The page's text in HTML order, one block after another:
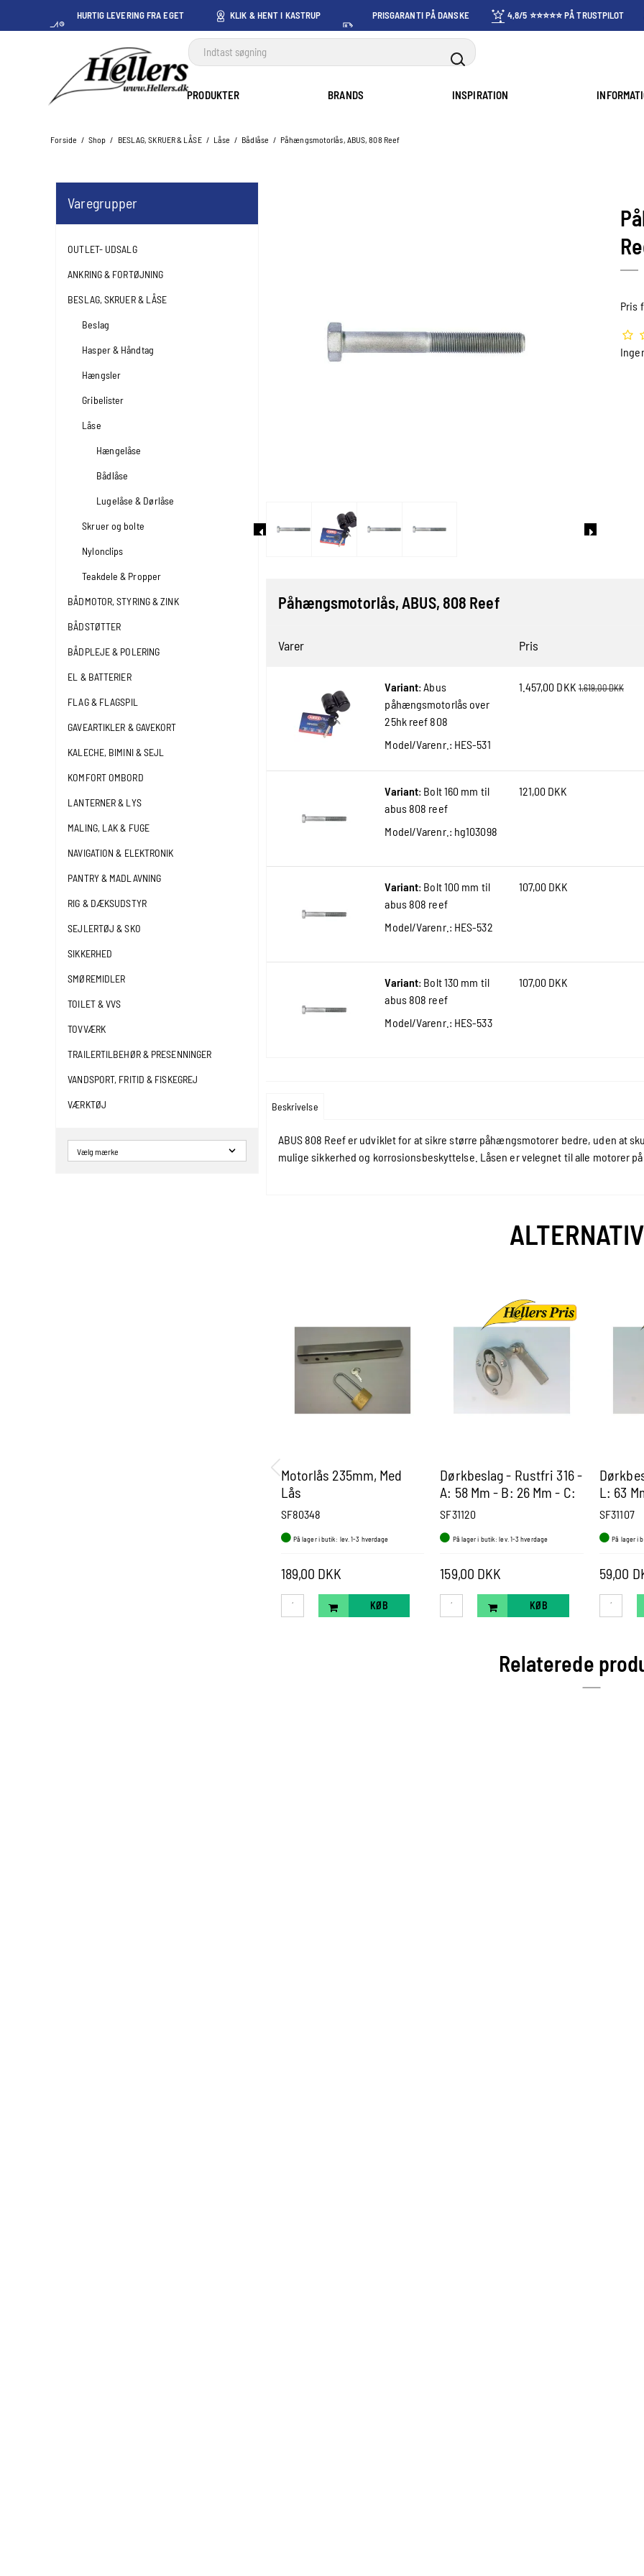
HURTIG LEVERING FRA EGET KLIK & HENT I KASTRUP PRISGARANTI PÅ DANSKE
PRISER
4,8/5 ⭐⭐⭐⭐⭐ PÅ TRUSTPILOT
PRODUKTER BRANDS INSPIRATION
Forside / Shop / BESLAG, SKRUER & LÅSE / Låse / Bådlåse / Påhængsmotorlås, ABUS, 808 Reef
Varegrupper
OUTLET- UDSALG
ANKRING & FORTØJNING
BESLAG, SKRUER & LÅSE
Beslag
Hasper & Håndtag
Hængsler
Gribelister
Låse
Hængelåse
Bådlåse
Lugelåse & Dørlåse
Skruer og bolte
Nylonclips
Teakdele & Propper
BÅDMOTOR, STYRING & ZINK
BÅDSTØTTER
BÅDPLEJE & POLERING
EL & BATTERIER
FLAG & FLAGSPIL
GAVEARTIKLER & GAVEKORT
KALECHE, BIMINI & SEJL
KOMFORT OMBORD
LANTERNER & LYS
MALING, LAK & FUGE
NAVIGATION & ELEKTRONIK
PANTRY & MADLAVNING
RIG & DÆKSUDSTYR
SEJLERTØJ & SKO
SIKKERHED
SMØREMIDLER
TOILET & VVS
TOVVÆRK
TRAILERTILBEHØR & PRESENNINGER
VANDSPORT, FRITID & FISKEGREJ
VÆRKTØJ
Pris
Påhængsmotorlås, ABUS, 808 Reef
Varer Pris
Variant: Abus
påhængsmotorlås over
25hk reef 808
Model/Varenr.: HES-531
1.457,00 DKK 1.619,00 DKK
Variant: Bolt 160 mm til
abus 808 reef
Model/Varenr.: hg103098
121,00 DKK
Variant: Bolt 100 mm til
abus 808 reef
Model/Varenr.: HES-532
107,00 DKK
Variant: Bolt 130 mm til
abus 808 reef
Model/Varenr.: HES-533
107,00 DKK
Beskrivelse
ABUS 808 Reef er udviklet for at sikre større påhængsmotorer bedre, uden at
mulige sikkerhed og korrosionsbeskyttelse. Låsen er velegnet til alle motorer
Motorlås 235mm, Med
Lås
SF80348
På lager i butik: lev. 1-3 hverdage
189,00 DKK
KØB
Dørkbeslag - Rustfri 316 -
A: 58 Mm - B: 26 Mm - C:
11 Mm - D: 12 Mm - E: 51
SF31120
På lager i butik: lev. 1-3 hverdage
159,00 DKK
KØB
L: 63
SF31107
På lager i
59,00
Relaterede